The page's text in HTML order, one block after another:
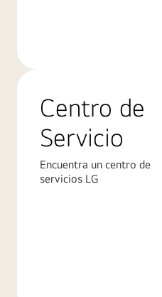
Centro de
Servicio
Encuentra un centro de
servicios LG